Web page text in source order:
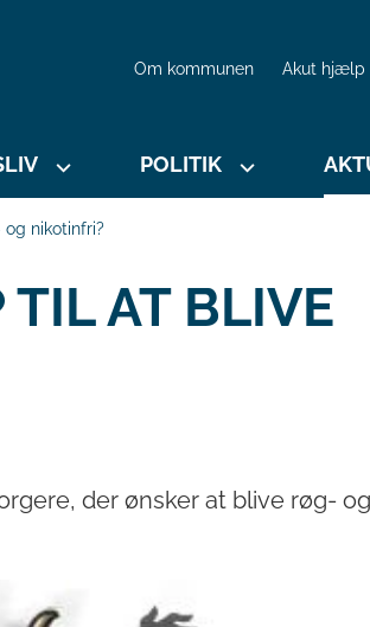
Om kommunen Akut hjælp
POLITIK
nikotinfri?
AT BLIVE
der ønsker at blive røg-